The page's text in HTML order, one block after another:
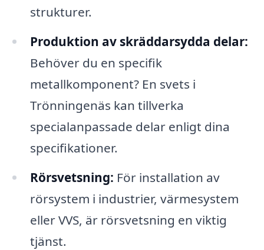
strukturer.
Produktion av skräddarsydda delar:
Behöver du en specifik
metallkomponent? En svets i
Trönningenäs kan tillverka
specialanpassade delar enligt dina
specifikationer.
Rörsvetsning: För installation av
rörsystem i industrier, värmesystem
eller VVS, är rörsvetsning en viktig
tjänst.